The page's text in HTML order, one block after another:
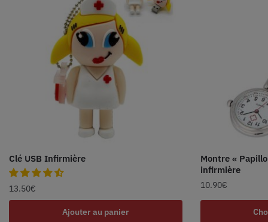
Clé USB Infirmière
13.50€
Ajouter au panier
Montre «
infirmière
10.90€